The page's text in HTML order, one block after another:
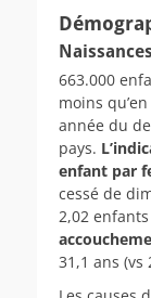
663.000
moins
année du
pays.
enfant par
cessé de
2,02
31,1 ans (vs